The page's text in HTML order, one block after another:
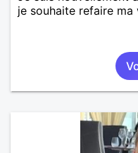
je souhaite refaire ma